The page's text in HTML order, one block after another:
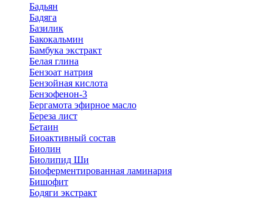
Бадьян
Бадяга
Базилик
Бакокальмин
Бамбука экстракт
Белая глина
Бензоат натрия
Бензойная кислота
Бензофенон-3
Бергамота эфирное масло
Береза лист
Бетаин
Биоактивный состав
Биолин
Биолипид Ши
Биоферментированная ламинария
Бишофит
Бодяги экстракт